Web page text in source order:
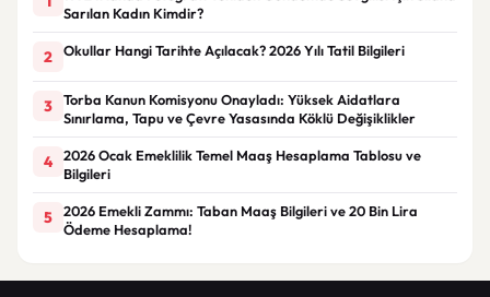
Sarılan Kadın Kimdir?
2 Okullar Hangi Tarihte Açılacak? 2026 Yılı Tatil Bilgileri
3
Torba Kanun Komisyonu Onayladı: Yüksek Aidatlara
Sınırlama, Tapu ve Çevre Yasasında Köklü Değişiklikler
4
2026 Ocak Emeklilik Temel Maaş Hesaplama Tablosu ve
Bilgileri
5
2026 Emekli Zammı: Taban Maaş Bilgileri ve 20 Bin Lira
Ödeme Hesaplama!